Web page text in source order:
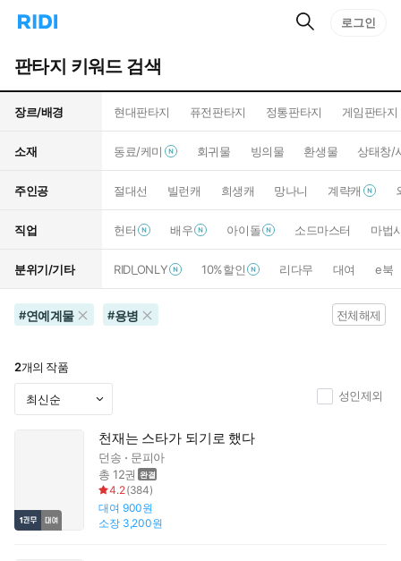
리
으
로
이
동
턴
트
검
색
검
로그인
판타지 키워드 검색
장르/배경 현대판타지 퓨전판타지 정통판타지 게임판타지
소재 동료/케미 회귀물 빙의물 환생물 상태창/
주인공 절대선 빌런캐 희생캐 망나니 계략캐
직업 헌터 배우 아이돌 소드마스터 마법
분위기/기타 RIDI_ONLY 10%할인 리다무 대여 e북
#연예계물 #용병 전체해제
2개의 작품
성인제외
천재는 스타가 되기로 했다
던송
문피아
총 12권
4.2(384)
대여 900원
소장 3,200원